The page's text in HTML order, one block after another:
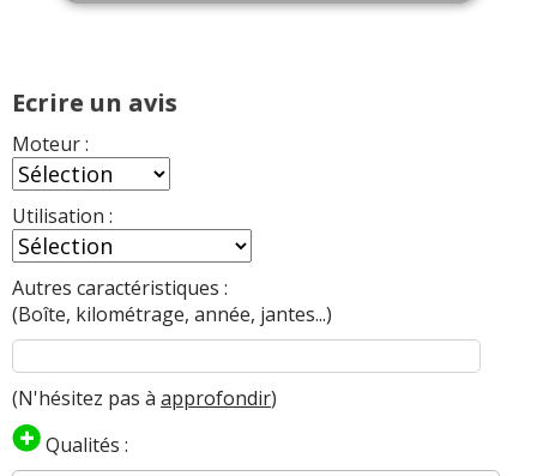
Ecrire un avis
Moteur :
Utilisation :
Autres caractéristiques :
(Boîte, kilométrage, année, jantes...)
(N'hésitez pas à approfondir)
Qualités :